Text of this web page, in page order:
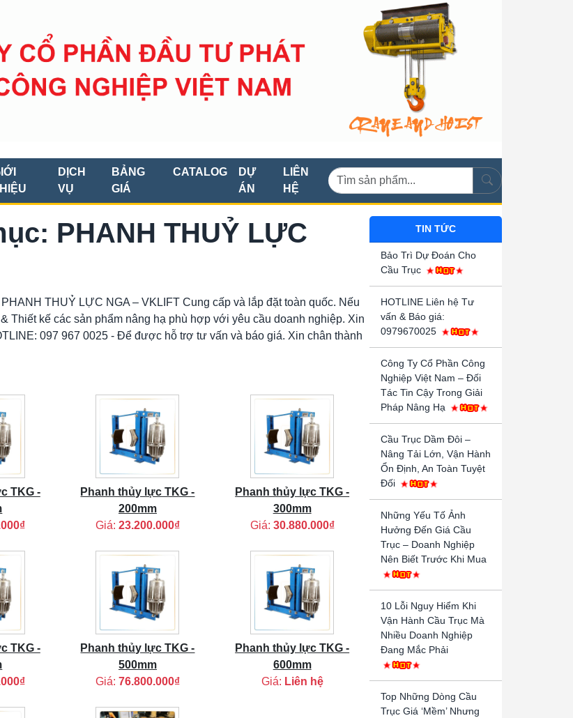
DỊCH
VỤ
BẢNG
GIÁ
CATALOG
DỰ
ÁN
LIÊN
HỆ
PHANH THUỶ LỰC
THUỶ LỰC NGA – VKLIFT Cung cấp và lắp đặt toàn quốc. Nếu
Thiết kế các sản phẩm nâng hạ phù hợp với yêu cầu doanh nghiệp. Xin
097 967 0025 - Để được hỗ trợ tư vấn và báo giá. Xin chân thành
TKG -
Phanh thủy lực TKG -
200mm
Giá: 23.200.000₫
Phanh thủy lực TKG -
300mm
Giá: 30.880.000₫
TKG -
Phanh thủy lực TKG -
500mm
Giá: 76.800.000₫
Phanh thủy lực TKG -
600mm
Giá: Liên hệ
TIN TỨC
Bảo Trì Dự Đoán Cho
Cầu Trục
HOTLINE Liên hệ Tư
vấn & Báo giá:
0979670025
Công Ty Cổ Phần Công
Nghiệp Việt Nam – Đối
Tác Tin Cậy Trong Giải
Pháp Nâng Hạ
Cầu Trục Dầm Đôi –
Nâng Tải Lớn, Vận Hành
Ổn Định, An Toàn Tuyệt
Đối
Những Yếu Tố Ảnh
Hưởng Đến Giá Cầu
Trục – Doanh Nghiệp
Nên Biết Trước Khi Mua
10 Lỗi Nguy Hiểm Khi
Vận Hành Cầu Trục Mà
Nhiều Doanh Nghiệp
Đang Mắc Phải
Top Những Dòng Cầu
Trục Giá ‘Mềm’ Nhưng